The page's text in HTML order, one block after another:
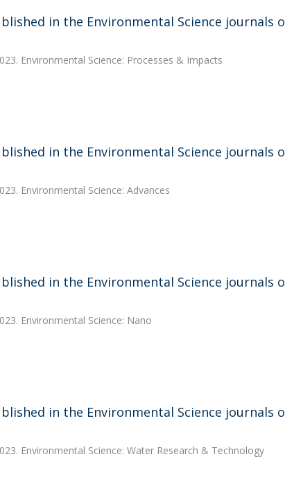
in the Environmental Science journals
Environmental Science: Processes & Impacts
in the Environmental Science journals
Environmental Science: Advances
in the Environmental Science journals
Environmental Science: Nano
in the Environmental Science journals
Environmental Science: Water Research & Technology